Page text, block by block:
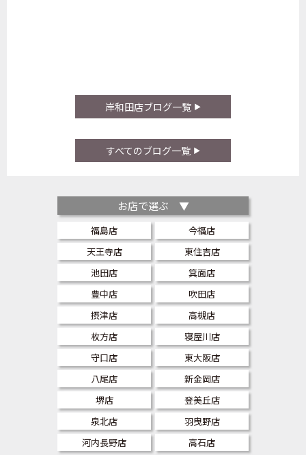
岸和田店ブログ一覧
すべてのブログ一覧
お店で選ぶ ▼
福島店
今福店
天王寺店
東住吉店
池田店
箕面店
豊中店
吹田店
摂津店
高槻店
枚方店
寝屋川店
守口店
東大阪店
八尾店
新金岡店
堺店
登美丘店
泉北店
羽曳野店
河内長野店
高石店